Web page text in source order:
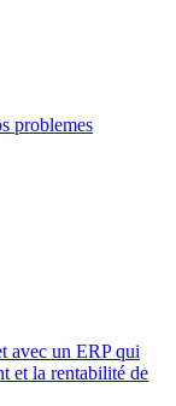
problemes
avec un ERP qui
et la rentabilité de